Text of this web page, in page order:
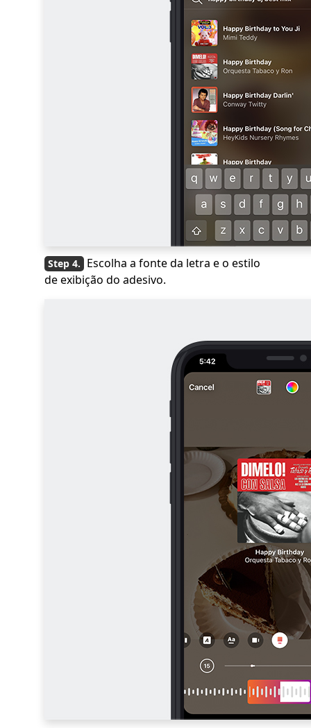
Escolha a fonte da letra e o estilo
de exibição do adesivo.